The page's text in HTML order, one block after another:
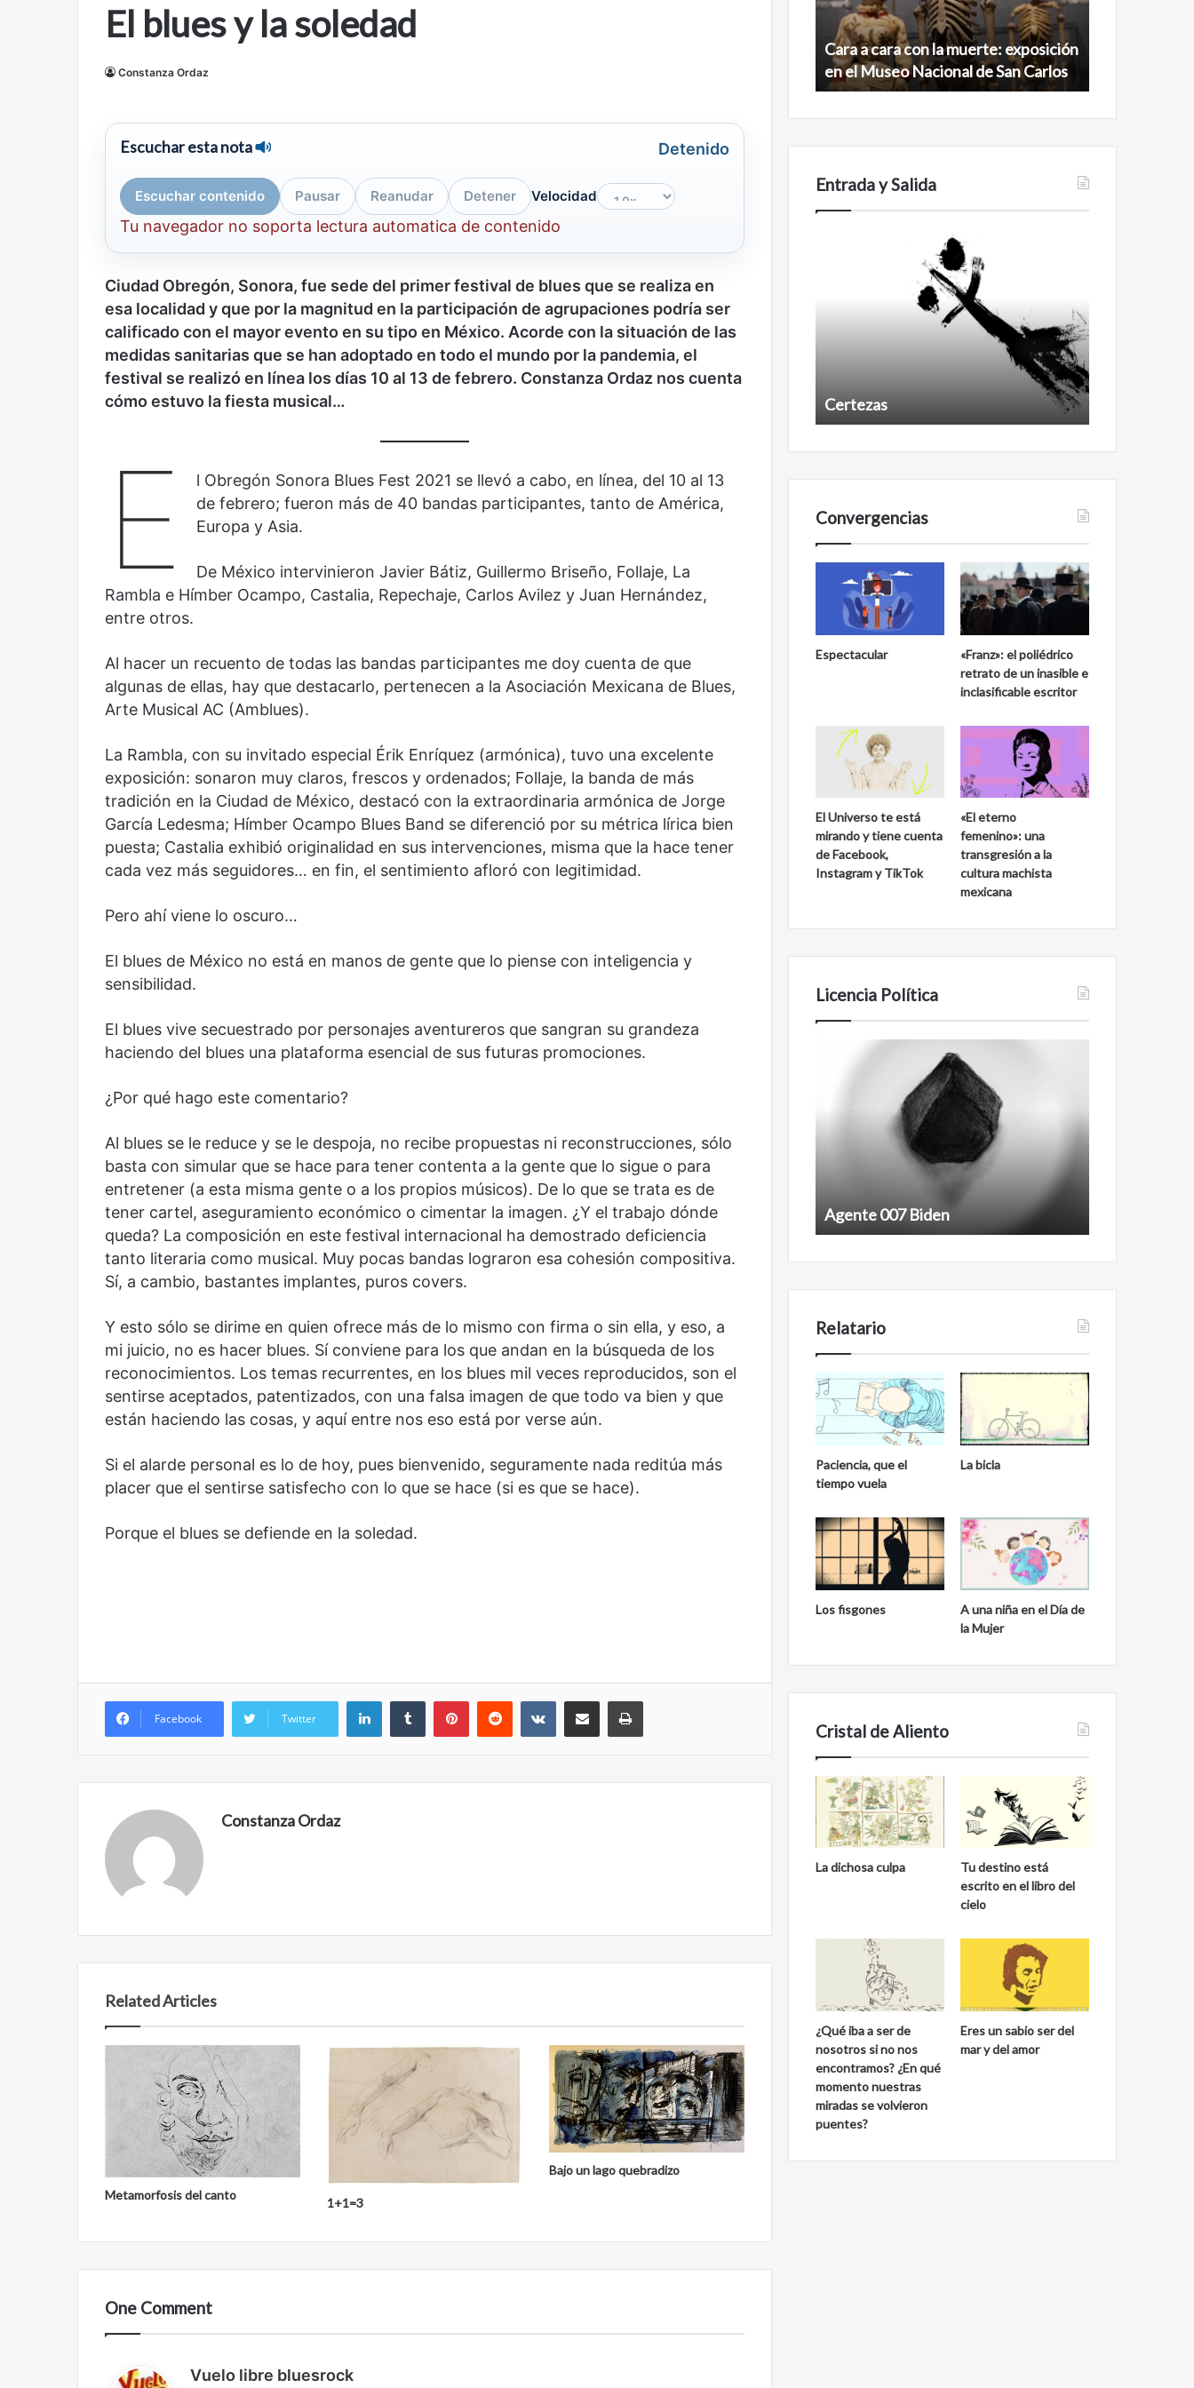
El blues y la soledad
Constanza Ordaz
Escuchar esta nota Detenido
Escuchar contenido Pausar Reanudar Detener Velocidad
Tu navegador no soporta lectura automatica de contenido
Ciudad Obregón, Sonora, fue sede del primer festival de blues que se realiza en
esa localidad y que por la magnitud en la participación de agrupaciones podría ser
calificado con el mayor evento en su tipo en México. Acorde con la situación de las
medidas sanitarias que se han adoptado en todo el mundo por la pandemia, el
festival se realizó en línea los días 10 al 13 de febrero. Constanza Ordaz nos cuenta
cómo estuvo la fiesta musical…
E
l Obregón Sonora Blues Fest 2021 se llevó a cabo, en línea, del 10 al 13
de febrero; fueron más de 40 bandas participantes, tanto de América,
Europa y Asia.
De México intervinieron Javier Bátiz, Guillermo Briseño, Follaje, La
Rambla e Hímber Ocampo, Castalia, Repechaje, Carlos Avilez y Juan Hernández,
entre otros.
Al hacer un recuento de todas las bandas participantes me doy cuenta de que
algunas de ellas, hay que destacarlo, pertenecen a la Asociación Mexicana de Blues,
Arte Musical AC (Amblues).
La Rambla, con su invitado especial Érik Enríquez (armónica), tuvo una excelente
exposición: sonaron muy claros, frescos y ordenados; Follaje, la banda de más
tradición en la Ciudad de México, destacó con la extraordinaria armónica de Jorge
García Ledesma; Hímber Ocampo Blues Band se diferenció por su métrica lírica bien
puesta; Castalia exhibió originalidad en sus intervenciones, misma que la hace tener
cada vez más seguidores… en fin, el sentimiento afloró con legitimidad.
Pero ahí viene lo oscuro…
El blues de México no está en manos de gente que lo piense con inteligencia y
sensibilidad.
El blues vive secuestrado por personajes aventureros que sangran su grandeza
haciendo del blues una plataforma esencial de sus futuras promociones.
¿Por qué hago este comentario?
Al blues se le reduce y se le despoja, no recibe propuestas ni reconstrucciones, sólo
basta con simular que se hace para tener contenta a la gente que lo sigue o para
entretener (a esta misma gente o a los propios músicos). De lo que se trata es de
tener cartel, aseguramiento económico o cimentar la imagen. ¿Y el trabajo dónde
queda? La composición en este festival internacional ha demostrado deficiencia
tanto literaria como musical. Muy pocas bandas lograron esa cohesión compositiva.
Sí, a cambio, bastantes implantes, puros covers.
Y esto sólo se dirime en quien ofrece más de lo mismo con firma o sin ella, y eso, a
mi juicio, no es hacer blues. Sí conviene para los que andan en la búsqueda de los
reconocimientos. Los temas recurrentes, en los blues mil veces reproducidos, son el
sentirse aceptados, patentizados, con una falsa imagen de que todo va bien y que
están haciendo las cosas, y aquí entre nos eso está por verse aún.
Si el alarde personal es lo de hoy, pues bienvenido, seguramente nada reditúa más
placer que el sentirse satisfecho con lo que se hace (si es que se hace).
Porque el blues se defiende en la soledad.
Facebook Twitter
LinkedInTumblrPinterestRedditVKontakte
Share via EmailPrint
Constanza Ordaz
Related Articles
Metamorfosis del canto 1+1=3
Bajo un lago quebradizo
One Comment
Vuelo libre bluesrock
mirada diferente
nuevo
espacio
la
cultura
Abre la Sala Nacional
en
colección
digital
exposición
el
Museo
Nacional
Carlos
Cara a cara con la muerte: exposición
en el Museo Nacional de San Carlos
de
Entrada y Salida
El
dragón
El dragón
No
murió
amor
Certezas
Convergencias
Espectacular
«Franz»: el poliédrico
retrato de un inasible e
inclasificable escritor
El Universo te está
mirando y tiene cuenta
de Facebook,
Instagram y TikTok
«El eterno
femenino»: una
transgresión a la
cultura machista
mexicana
Licencia Política
Reformulación
Nueva
droga
Nueva droga
Obradorista
Obradorista Agente 007 Biden
Relatario
Paciencia, que el
tiempo vuela
La bicla
Los fisgones
A una niña en el Día de
la Mujer
Cristal de Aliento
La dichosa culpa
Tu destino está
escrito en el libro del
cielo
¿Qué iba a ser de
nosotros si no nos
encontramos? ¿En qué
momento nuestras
miradas se volvieron
puentes?
Eres un sabio ser del
mar y del amor